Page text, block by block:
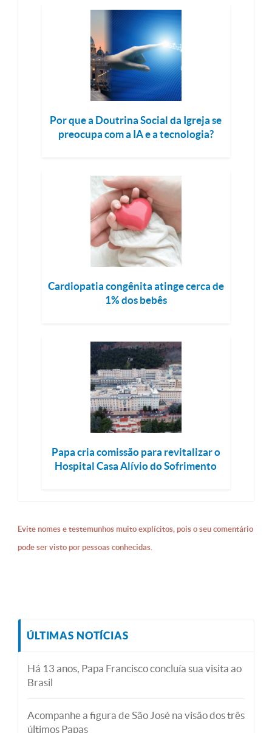
Por que a Doutrina Social da Igreja se
preocupa com a IA e a tecnologia?
Cardiopatia congênita atinge cerca de
1% dos bebês
Papa cria comissão para revitalizar o
Hospital Casa Alívio do Sofrimento
Evite nomes e testemunhos muito explícitos, pois o seu comentário
pode ser visto por pessoas conhecidas.
ÚLTIMAS NOTÍCIAS
Há 13 anos, Papa Francisco concluía sua visita ao
Brasil
Acompanhe a figura de São José na visão dos três
últimos Papas